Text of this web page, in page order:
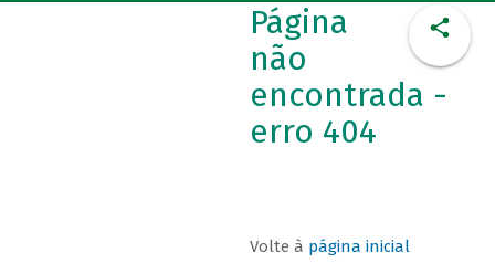
Página
não
encontrada -
erro 404
Volte à página inicial